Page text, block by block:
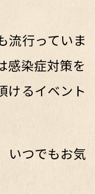
流行っていま
感染症対策を
けるイベント
いつでもお気